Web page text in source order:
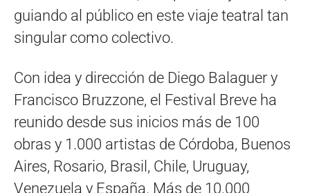
guiando al público en este viaje teatral tan
singular como colectivo.
Con idea y dirección de Diego Balaguer y
Francisco Bruzzone, el Festival Breve ha
reunido desde sus inicios más de 100
obras y 1.000 artistas de Córdoba, Buenos
Aires, Rosario, Brasil, Chile, Uruguay,
Venezuela y España. Más de 10.000